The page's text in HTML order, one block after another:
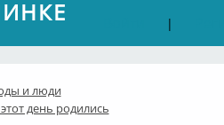
|
и люди
день родились